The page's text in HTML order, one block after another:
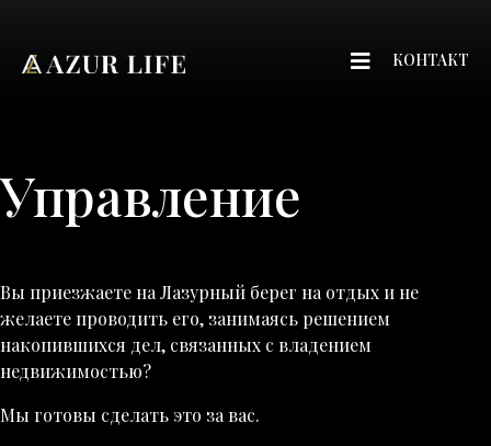
КОНТАКТ
Управление
Вы приезжаете на Лазурный берег на отдых и не
желаете проводить его, занимаясь решением
накопившихся дел, связанных с владением
недвижимостью?
Мы готовы сделать это за вас.